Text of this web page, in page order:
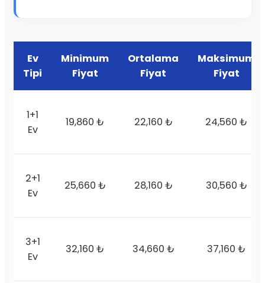
Ev
Tipi
Minimum
Fiyat
Ortalama
Fiyat
Maksimum
Fiyat
1+1
Ev
19,860 ₺ 22,160 ₺ 24,560 ₺
2+1
Ev
25,660 ₺ 28,160 ₺ 30,560 ₺
3+1
Ev
32,160 ₺ 34,660 ₺ 37,160 ₺